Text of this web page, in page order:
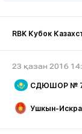
RBK Кубок
23 қазан 2016
СДЮШОР №
Ушкын-Искра